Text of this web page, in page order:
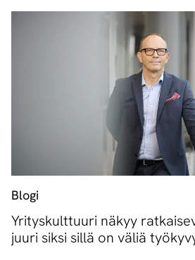
Blogi
Yrityskulttuuri näkyy
juuri siksi sillä on väliä